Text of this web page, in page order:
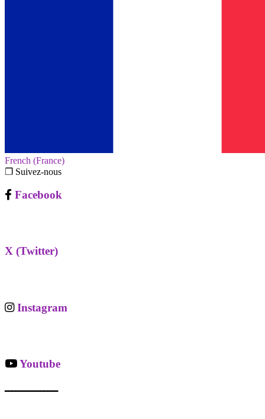
French (France)‎
❐ Suivez-nous
Facebook
X (Twitter)
Instagram
Youtube
ـــــــــــــــ